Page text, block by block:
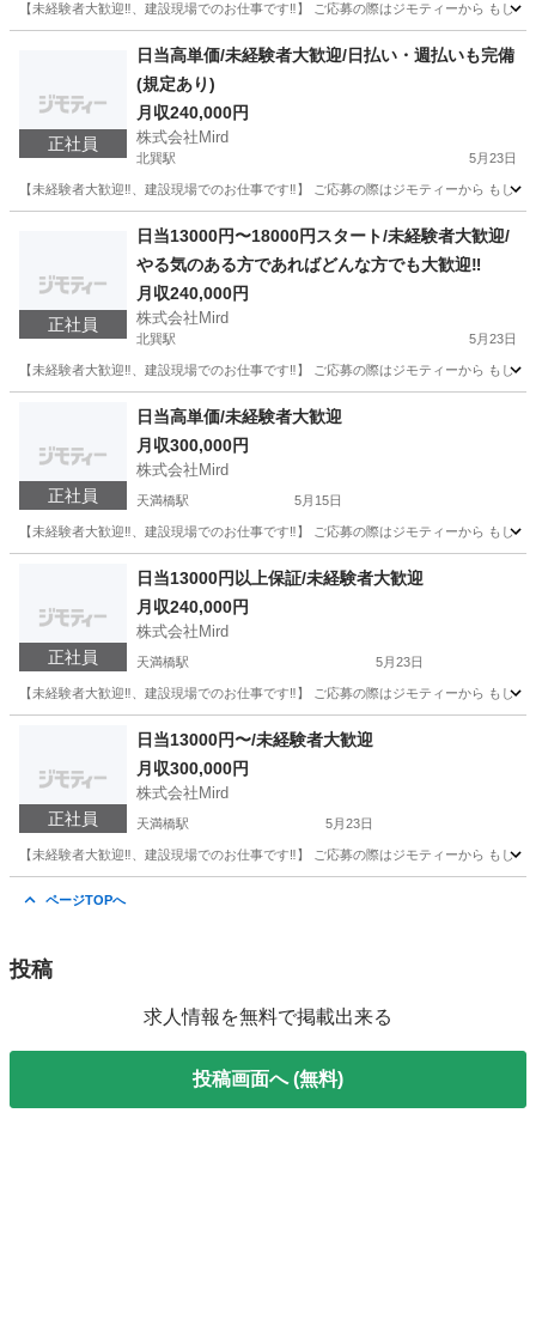
【未経験者大歓迎‼️、建設現場でのお仕事です‼️】 ご応募の際はジモティーから もし
北巽駅 土木 未経験
正社員
日当高単価/未経験者大歓迎/日払い・週払いも完備
(規定あり)
月収240,000円
株式会社Mird
北巽駅 5月23日
【未経験者大歓迎‼️、建設現場でのお仕事です‼️】 ご応募の際はジモティーから もし
北巽駅 土木 未経験
正社員
日当13000円〜18000円スタート/未経験者大歓迎/
やる気のある方であればどんな方でも大歓迎‼️
月収240,000円
株式会社Mird
北巽駅 5月23日
【未経験者大歓迎‼️、建設現場でのお仕事です‼️】 ご応募の際はジモティーから もし
北巽駅 土木 未経験
正社員
日当高単価/未経験者大歓迎
月収300,000円
株式会社Mird
天満橋駅 5月15日
【未経験者大歓迎‼️、建設現場でのお仕事です‼️】 ご応募の際はジモティーから もし
天満橋駅 土木 未経験
正社員
日当13000円以上保証/未経験者大歓迎
月収240,000円
株式会社Mird
天満橋駅 5月23日
【未経験者大歓迎‼️、建設現場でのお仕事です‼️】 ご応募の際はジモティーから もし
天満橋駅 未経験
正社員
日当13000円〜/未経験者大歓迎
月収300,000円
株式会社Mird
天満橋駅 5月23日
【未経験者大歓迎‼️、建設現場でのお仕事です‼️】 ご応募の際はジモティーから もし
ページTOPへ
投稿
求人情報を無料で掲載出来る
投稿画面へ (無料)